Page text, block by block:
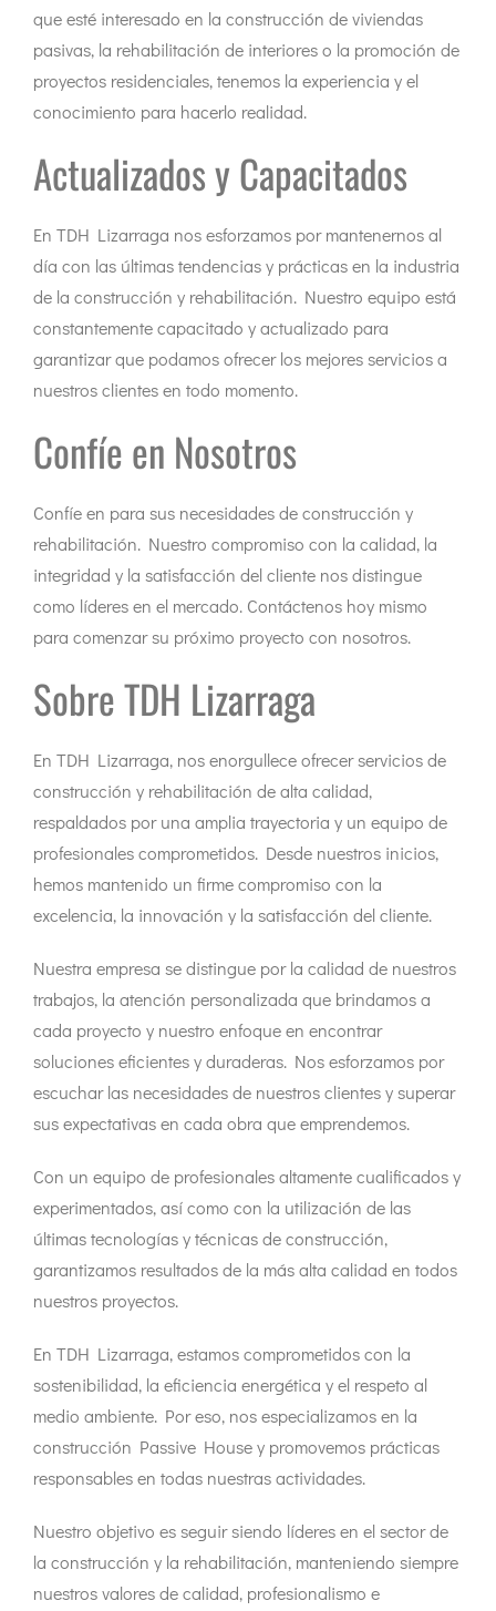
que esté interesado en la construcción de viviendas
pasivas, la rehabilitación de interiores o la promoción de
proyectos residenciales, tenemos la experiencia y el
conocimiento para hacerlo realidad.
Actualizados y Capacitados
En TDH Lizarraga nos esforzamos por mantenernos al
día con las últimas tendencias y prácticas en la industria
de la construcción y rehabilitación. Nuestro equipo está
constantemente capacitado y actualizado para
garantizar que podamos ofrecer los mejores servicios a
nuestros clientes en todo momento.
Confíe en Nosotros
Confíe en para sus necesidades de construcción y
rehabilitación. Nuestro compromiso con la calidad, la
integridad y la satisfacción del cliente nos distingue
como líderes en el mercado. Contáctenos hoy mismo
para comenzar su próximo proyecto con nosotros.
Sobre TDH Lizarraga
En TDH Lizarraga, nos enorgullece ofrecer servicios de
construcción y rehabilitación de alta calidad,
respaldados por una amplia trayectoria y un equipo de
profesionales comprometidos. Desde nuestros inicios,
hemos mantenido un firme compromiso con la
excelencia, la innovación y la satisfacción del cliente.
Nuestra empresa se distingue por la calidad de nuestros
trabajos, la atención personalizada que brindamos a
cada proyecto y nuestro enfoque en encontrar
soluciones eficientes y duraderas. Nos esforzamos por
escuchar las necesidades de nuestros clientes y superar
sus expectativas en cada obra que emprendemos.
Con un equipo de profesionales altamente cualificados y
experimentados, así como con la utilización de las
últimas tecnologías y técnicas de construcción,
garantizamos resultados de la más alta calidad en todos
nuestros proyectos.
En TDH Lizarraga, estamos comprometidos con la
sostenibilidad, la eficiencia energética y el respeto al
medio ambiente. Por eso, nos especializamos en la
construcción Passive House y promovemos prácticas
responsables en todas nuestras actividades.
Nuestro objetivo es seguir siendo líderes en el sector de
la construcción y la rehabilitación, manteniendo siempre
nuestros valores de calidad, profesionalismo e